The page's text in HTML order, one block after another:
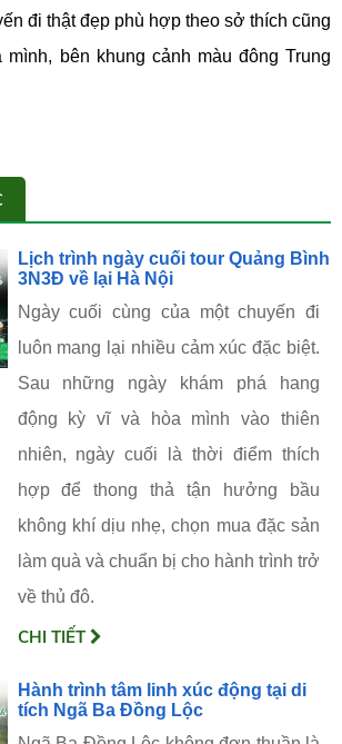
đi thật đẹp phù hợp theo sở thích cũng
bên khung cảnh màu đông Trung
Lịch trình ngày cuối tour Quảng Bình
3N3Đ về lại Hà Nội
Ngày cuối cùng của một chuyến đi
luôn mang lại nhiều cảm xúc đặc biệt.
Sau những ngày khám phá hang
động kỳ vĩ và hòa mình vào thiên
nhiên, ngày cuối là thời điểm thích
hợp để thong thả tận hưởng bầu
không khí dịu nhẹ, chọn mua đặc sản
làm quà và chuẩn bị cho hành trình trở
về thủ đô.
CHI TIẾT
Hành trình tâm linh xúc động tại di
tích Ngã Ba Đồng Lộc